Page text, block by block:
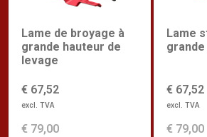
Lame de broyage à
grande hauteur de
levage
€ 67,52
excl. TVA
€ 79,00
Lame
€ 67,52
excl. TVA
€ 79,00